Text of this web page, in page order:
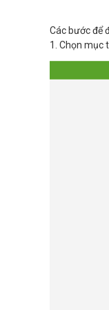
Các bước để
1. Chọn mục